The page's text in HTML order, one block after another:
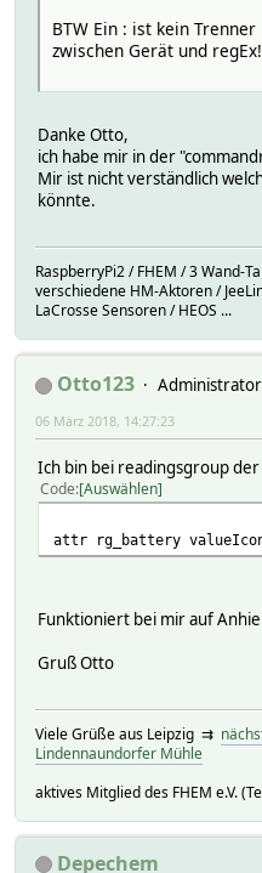
BTW Ein : ist kein
zwischen Gerät und regEx!
Danke Otto,
ich habe mir in der
Mir ist nicht verständlich
könnte.
RaspberryPi2 / FHEM / 3 Wand-
verschiedene HM-Aktoren /
LaCrosse Sensoren / HEOS ...
Otto123
Administrator
06 März 2018, 14:27:23
Ich bin bei readingsgroup
Code Auswählen
attr rg_battery
Funktioniert bei mir auf
Gruß Otto
Viele Grüße aus Leipzig ⇉
Lindennaundorfer Mühle
aktives Mitglied des FHEM e.V.
Depechem